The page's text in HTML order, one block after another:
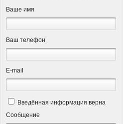
Ваше имя
Ваш телефон
Е-mail
Введённая информация верна
Сообщение